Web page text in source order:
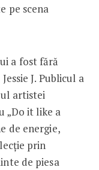
pe scena
a fost fără
J. Publicul a
artistei
„Do it like a
de energie,
prin
de piesa